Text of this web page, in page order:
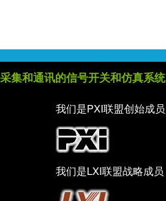
集和通讯的信号开关和仿真系统
我们是PXI联盟创始成员
我们是LXI联盟战略成员